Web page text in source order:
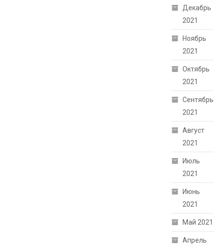
Декабрь
2021
Ноябрь
2021
Октябрь
2021
Сентябрь
2021
Август
2021
Июль
2021
Июнь
2021
Май 2021
Апрель